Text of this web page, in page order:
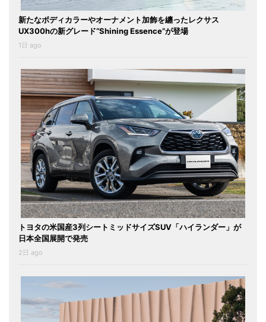
新たなボディカラーやオーナメント加飾を纏ったレクサス
UX300hの新グレード“Shining Essence”が登場
1日 ago
トヨタの米国産3列シートミッドサイズSUV「ハイランダー」が
日本全国展開で発売
2日 ago